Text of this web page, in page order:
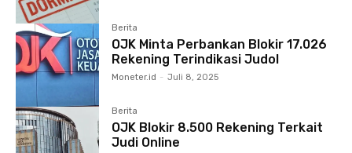
Berita
OJK Minta Perbankan Blokir 17.026
Rekening Terindikasi Judol
Moneter.id - Juli 8, 2025
Berita
OJK Blokir 8.500 Rekening Terkait
Judi Online